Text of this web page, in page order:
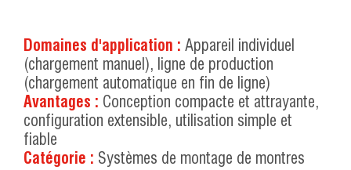
Domaines d'application : Appareil individuel
(chargement manuel), ligne de production
(chargement automatique en fin de ligne)
Avantages : Conception compacte et attrayante,
configuration extensible, utilisation simple et
fiable
Catégorie : Systèmes de montage de montres